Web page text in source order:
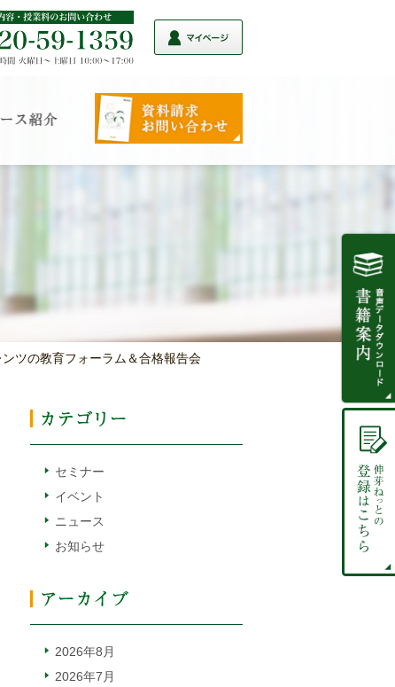
ツの教育フォーラム＆合格報告会
セミナー
イベント
ニュース
お知らせ
2026年8月
2026年7月